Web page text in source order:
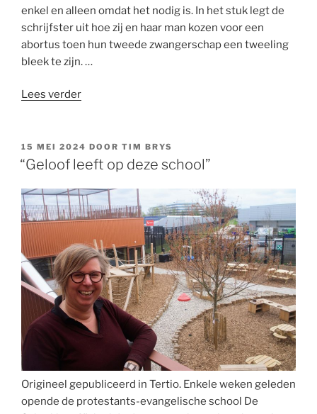
Libanon”
enkel en alleen omdat het nodig is. In het stuk legt de
schrijfster uit hoe zij en haar man kozen voor een
abortus toen hun tweede zwangerschap een tweeling
bleek te zijn. …
Lees verder“Een
hoe
maken
abortus
onnodig?”
GEPLAATST
OP
15 MEI 2024 DOOR TIM BRYS
“Geloof leeft op deze school”
Origineel gepubliceerd in Tertio. Enkele weken geleden
opende de protestants-evangelische school De